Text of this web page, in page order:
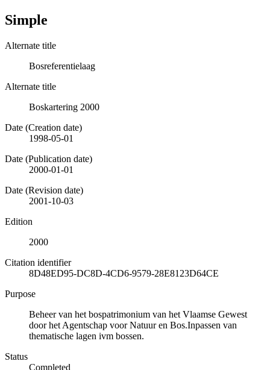
Simple
Alternate title
Bosreferentielaag
Alternate title
Boskartering 2000
Date (Creation date)
1998-05-01
Date (Publication date)
2000-01-01
Date (Revision date)
2001-10-03
Edition
2000
Citation identifier
8D48ED95-DC8D-4CD6-9579-28E8123D64CE
Purpose
Beheer van het bospatrimonium van het Vlaamse Gewest
door het Agentschap voor Natuur en Bos.Inpassen van
thematische lagen ivm bossen.
Status
Completed